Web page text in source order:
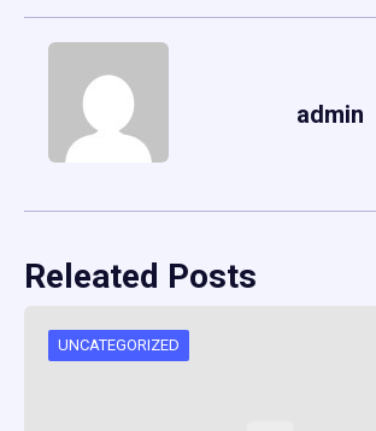
admin
Releated Posts
UNCATEGORIZED